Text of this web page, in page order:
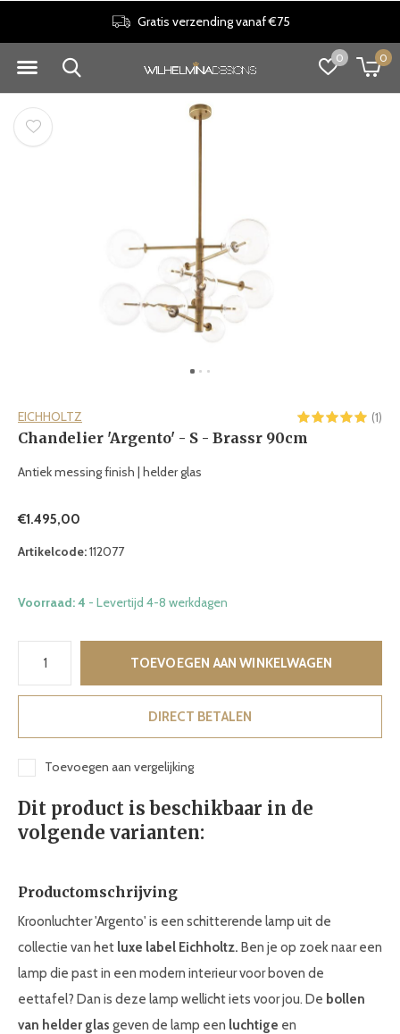
0 0
Gratis verzending vanaf €75
EICHHOLTZ (1)
Chandelier 'Argento' - S - Brassr 90cm
Antiek messing finish | helder glas
€1.495,00
Artikelcode:112077
Voorraad: 4 - Levertijd 4-8 werkdagen
TOEVOEGEN AAN WINKELWAGEN
DIRECT BETALEN
Toevoegen aan vergelijking
Dit product is beschikbaar in de
volgende varianten:
Productomschrijving
Kroonluchter 'Argento' is een schitterende lamp uit de
collectie van het luxe label Eichholtz. Ben je op zoek naar een
lamp die past in een modern interieur voor boven de
eettafel? Dan is deze lamp wellicht iets voor jou. De bollen
van helder glas geven de lamp een luchtige en